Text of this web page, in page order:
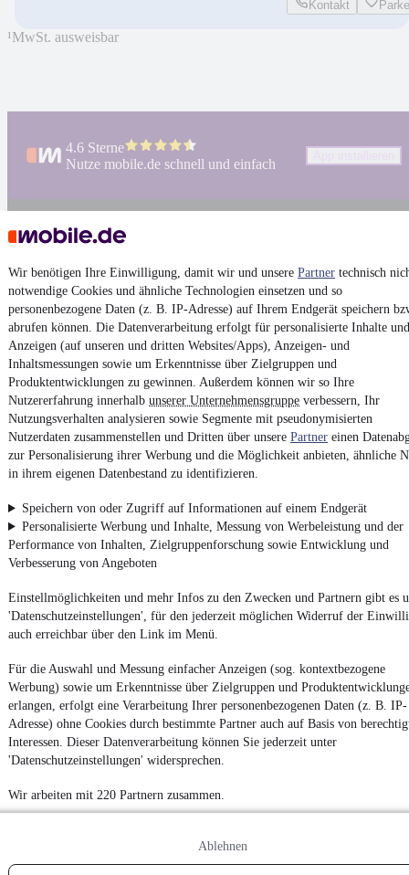
Wir benötigen Ihre Einwilligung, damit wir und unsere Partner technisch
notwendige Cookies und ähnliche Technologien einsetzen und so
personenbezogene Daten (z. B. IP-Adresse) auf Ihrem Endgerät speichern
abrufen können. Die Datenverarbeitung erfolgt für personalisierte Inhalte und
Anzeigen (auf unseren und dritten Websites/Apps), Anzeigen- und
Inhaltsmessungen sowie um Erkenntnisse über Zielgruppen und
Produktentwicklungen zu gewinnen. Außerdem können wir so Ihre
Nutzererfahrung innerhalb unserer Unternehmensgruppe verbessern, Ihr
Nutzungsverhalten analysieren sowie Segmente mit pseudonymisierten
Nutzerdaten zusammenstellen und Dritten über unsere Partner einen
zur Personalisierung ihrer Werbung und die Möglichkeit anbieten, ähnliche
in ihrem eigenen Datenbestand zu identifizieren.
Speichern von oder Zugriff auf Informationen auf einem Endgerät
Personalisierte Werbung und Inhalte, Messung von Werbeleistung und der
Performance von Inhalten, Zielgruppenforschung sowie Entwicklung und
Verbesserung von Angeboten
Einstellmöglichkeiten und mehr Infos zu den Zwecken und Partnern gibt es
'Datenschutzeinstellungen', für den jederzeit möglichen Widerruf der
auch erreichbar über den Link im Menü.
Für die Auswahl und Messung einfacher Anzeigen (sog. kontextbezogene
Werbung) sowie um Erkenntnisse über Zielgruppen und
erlangen, erfolgt eine Verarbeitung Ihrer personenbezogenen Daten (z. B. IP-
Adresse) ohne Cookies durch bestimmte Partner auch auf Basis von
Interessen. Dieser Datenverarbeitung können Sie jederzeit unter
'Datenschutzeinstellungen' widersprechen.
Wir arbeiten mit 220 Partnern zusammen.
Ablehnen
Kontakt
¹MwSt. ausweisbar
4.6 Sterne
Nutze mobile.de schnell und einfach
Impressum
Vertrag widerrufen
Datenschutz
Erklärung zur Barrierefreiheit
Report Security Vulnerability (English)
Powered by
AutosundMotorräder